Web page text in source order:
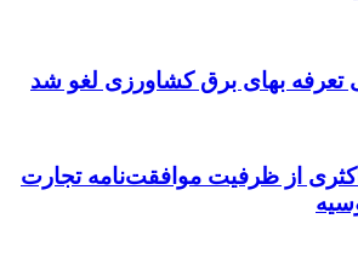
تعرفه بهای برق کشاورزی لغو شد
از ظرفیت موافقت‌نامه تجارت